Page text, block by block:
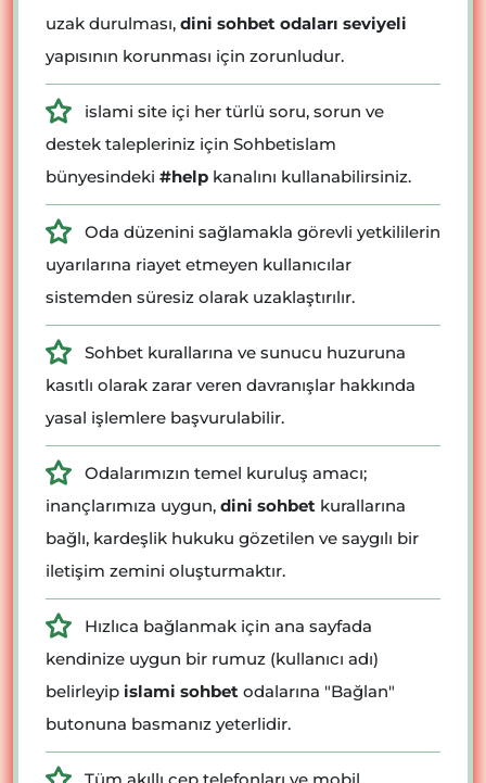
uzak durulması, dini sohbet odaları seviyeli
yapısının korunması için zorunludur.
islami site içi her türlü soru, sorun ve
destek talepleriniz için Sohbetislam
bünyesindeki #help kanalını kullanabilirsiniz.
Oda düzenini sağlamakla görevli yetkililerin
uyarılarına riayet etmeyen kullanıcılar
sistemden süresiz olarak uzaklaştırılır.
Sohbet kurallarına ve sunucu huzuruna
kasıtlı olarak zarar veren davranışlar hakkında
yasal işlemlere başvurulabilir.
Odalarımızın temel kuruluş amacı;
inançlarımıza uygun, dini sohbet kurallarına
bağlı, kardeşlik hukuku gözetilen ve saygılı bir
iletişim zemini oluşturmaktır.
Hızlıca bağlanmak için ana sayfada
kendinize uygun bir rumuz (kullanıcı adı)
belirleyip islami sohbet odalarına "Bağlan"
butonuna basmanız yeterlidir.